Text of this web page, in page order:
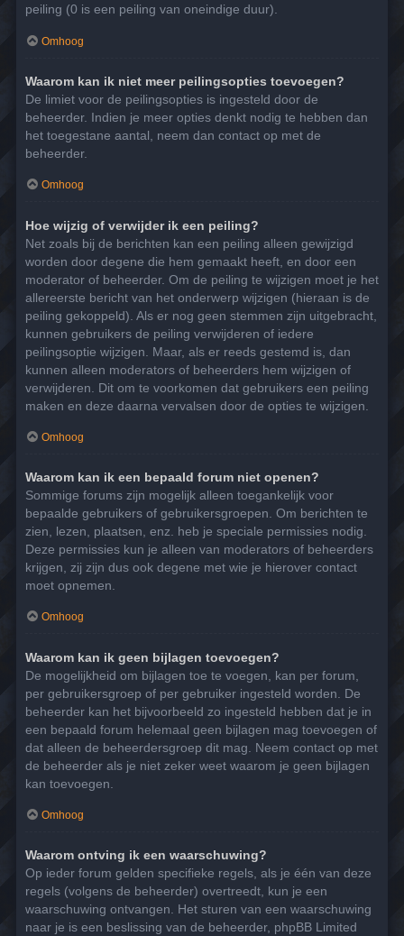
peiling (0 is een peiling van oneindige duur).
Omhoog
Waarom kan ik niet meer peilingsopties toevoegen?
De limiet voor de peilingsopties is ingesteld door de
beheerder. Indien je meer opties denkt nodig te hebben dan
het toegestane aantal, neem dan contact op met de
beheerder.
Omhoog
Hoe wijzig of verwijder ik een peiling?
Net zoals bij de berichten kan een peiling alleen gewijzigd
worden door degene die hem gemaakt heeft, en door een
moderator of beheerder. Om de peiling te wijzigen moet je het
allereerste bericht van het onderwerp wijzigen (hieraan is de
peiling gekoppeld). Als er nog geen stemmen zijn uitgebracht,
kunnen gebruikers de peiling verwijderen of iedere
peilingsoptie wijzigen. Maar, als er reeds gestemd is, dan
kunnen alleen moderators of beheerders hem wijzigen of
verwijderen. Dit om te voorkomen dat gebruikers een peiling
maken en deze daarna vervalsen door de opties te wijzigen.
Omhoog
Waarom kan ik een bepaald forum niet openen?
Sommige forums zijn mogelijk alleen toegankelijk voor
bepaalde gebruikers of gebruikersgroepen. Om berichten te
zien, lezen, plaatsen, enz. heb je speciale permissies nodig.
Deze permissies kun je alleen van moderators of beheerders
krijgen, zij zijn dus ook degene met wie je hierover contact
moet opnemen.
Omhoog
Waarom kan ik geen bijlagen toevoegen?
De mogelijkheid om bijlagen toe te voegen, kan per forum,
per gebruikersgroep of per gebruiker ingesteld worden. De
beheerder kan het bijvoorbeeld zo ingesteld hebben dat je in
een bepaald forum helemaal geen bijlagen mag toevoegen of
dat alleen de beheerdersgroep dit mag. Neem contact op met
de beheerder als je niet zeker weet waarom je geen bijlagen
kan toevoegen.
Omhoog
Waarom ontving ik een waarschuwing?
Op ieder forum gelden specifieke regels, als je één van deze
regels (volgens de beheerder) overtreedt, kun je een
waarschuwing ontvangen. Het sturen van een waarschuwing
naar je is een beslissing van de beheerder, phpBB Limited